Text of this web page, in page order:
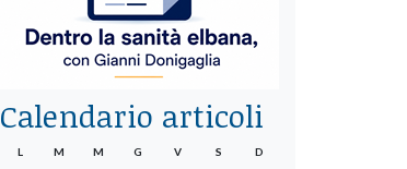
Calendario articoli
L M M G V S D